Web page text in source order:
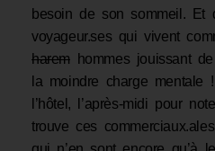
besoin de son sommeil. Et
voyageur.ses qui vivent
harem hommes jouissant
la moindre charge mentale
l’hôtel, l’après-midi pour
trouve ces